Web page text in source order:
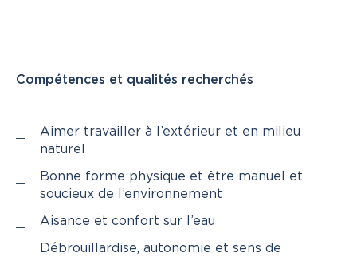
Compétences et qualités recherchés
Aimer travailler à l’extérieur et en milieu
naturel
Bonne forme physique et être manuel et
soucieux de l’environnement
Aisance et confort sur l’eau
Débrouillardise, autonomie et sens de